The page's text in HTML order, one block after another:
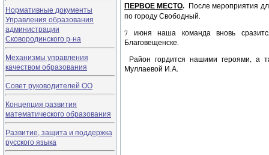
Нормативные документы
Управления образования
администрации
Сковородинского р-на
Механизмы управления
качеством образования
Совет руководителей ОО
Концепция развития
математического образования
Развитие, защита и поддержка
русского языка
ПЕРВОЕ МЕСТО. После мероприятия
по городу Свободный.
7 июня наша команда вновь
Благовещенске.
Район гордится нашими героями, а
Муллаевой И.А.